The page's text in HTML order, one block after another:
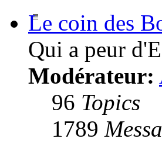
Le coin des
Qui a peur
Modérateur:
96 Topics
1789